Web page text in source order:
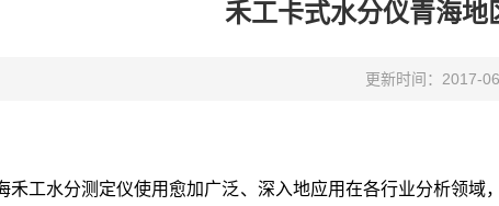
禾工卡式水分仪青海
更新时间：2017-
禾工水分测定仪使用愈加广泛、深入地应用在各行业分析领域